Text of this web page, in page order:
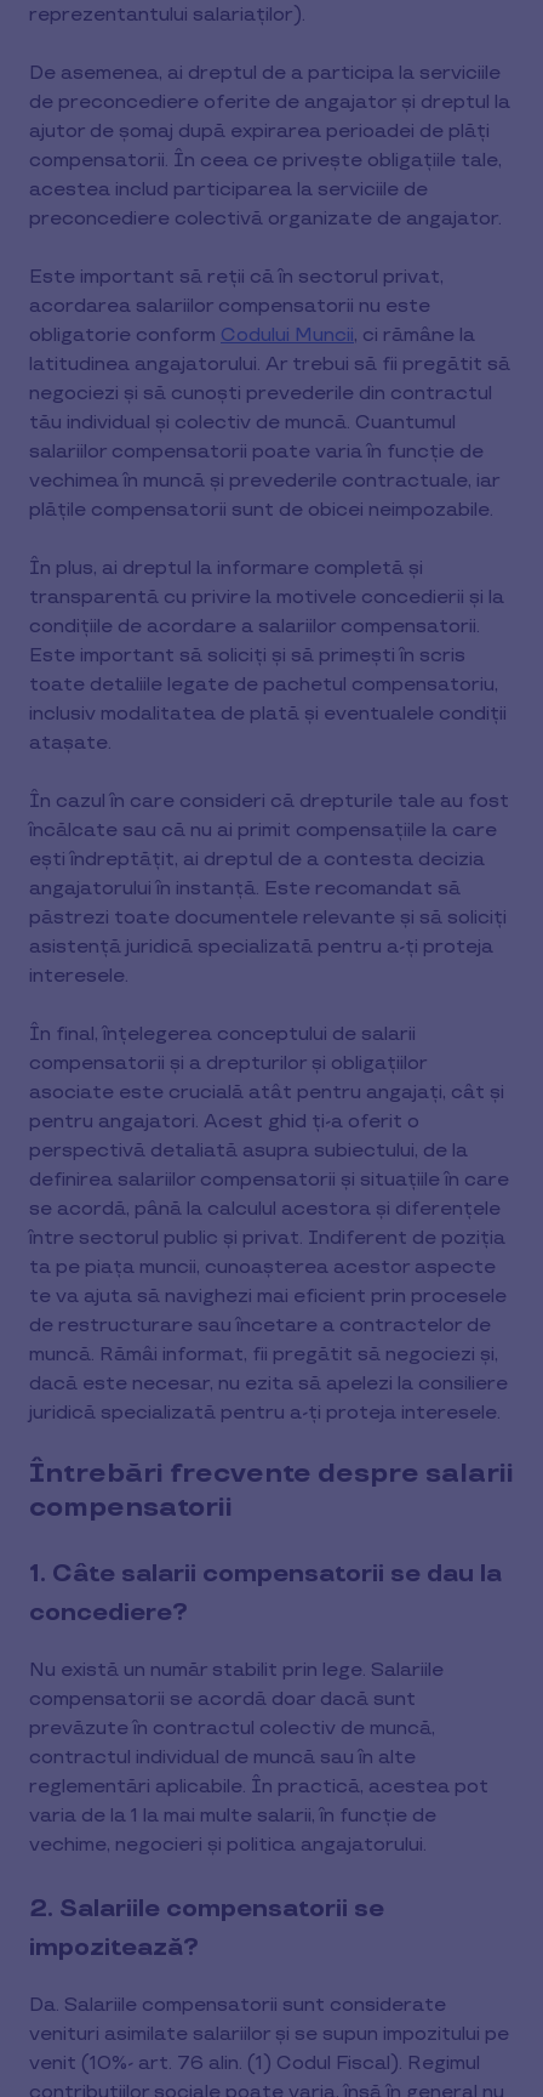
reprezentantului salariaţilor).
De asemenea, ai dreptul de a participa la serviciile
de preconcediere oferite de angajator și dreptul la
ajutor de șomaj după expirarea perioadei de plăți
compensatorii. În ceea ce privește obligațiile tale,
acestea includ participarea la serviciile de
preconcediere colectivă organizate de angajator.
Este important să reții că în sectorul privat,
acordarea salariilor compensatorii nu este
obligatorie conform Codului Muncii, ci rămâne la
latitudinea angajatorului. Ar trebui să fii pregătit să
negociezi și să cunoști prevederile din contractul
tău individual și colectiv de muncă. Cuantumul
salariilor compensatorii poate varia în funcție de
vechimea în muncă și prevederile contractuale, iar
plățile compensatorii sunt de obicei neimpozabile.
În plus, ai dreptul la informare completă și
transparentă cu privire la motivele concedierii și la
condițiile de acordare a salariilor compensatorii.
Este important să soliciți și să primești în scris
toate detaliile legate de pachetul compensatoriu,
inclusiv modalitatea de plată și eventualele condiții
atașate.
În cazul în care consideri că drepturile tale au fost
încălcate sau că nu ai primit compensațiile la care
ești îndreptățit, ai dreptul de a contesta decizia
angajatorului în instanță. Este recomandat să
păstrezi toate documentele relevante și să soliciți
asistență juridică specializată pentru a-ți proteja
interesele.
În final, înțelegerea conceptului de salarii
compensatorii și a drepturilor și obligațiilor
asociate este crucială atât pentru angajați, cât și
pentru angajatori. Acest ghid ți-a oferit o
perspectivă detaliată asupra subiectului, de la
definirea salariilor compensatorii și situațiile în care
se acordă, până la calculul acestora și diferențele
între sectorul public și privat. Indiferent de poziția
ta pe piața muncii, cunoașterea acestor aspecte
te va ajuta să navighezi mai eficient prin procesele
de restructurare sau încetare a contractelor de
muncă. Rămâi informat, fii pregătit să negociezi și,
dacă este necesar, nu ezita să apelezi la consiliere
juridică specializată pentru a-ți proteja interesele.
Întrebări frecvente despre salarii
compensatorii
1. Câte salarii compensatorii se dau la
concediere?
Nu există un număr stabilit prin lege. Salariile
compensatorii se acordă doar dacă sunt
prevăzute în contractul colectiv de muncă,
contractul individual de muncă sau în alte
reglementări aplicabile. În practică, acestea pot
varia de la 1 la mai multe salarii, în funcție de
vechime, negocieri și politica angajatorului.
2. Salariile compensatorii se
impozitează?
Da. Salariile compensatorii sunt considerate
venituri asimilate salariilor și se supun impozitului pe
venit (10%- art. 76 alin. (1) Codul Fiscal). Regimul